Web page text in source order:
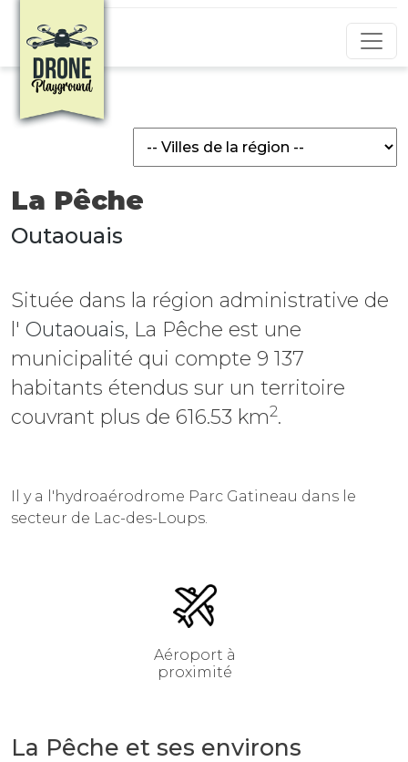
Aller au contenu principal
La Pêche
Outaouais
Située dans la région administrative de
l' Outaouais, La Pêche est une
municipalité qui compte 9 137
habitants étendus sur un territoire
couvrant plus de 616.53 km2.
Il y a l'hydroaérodrome Parc Gatineau dans le
secteur de Lac-des-Loups.
Aéroport à
proximité
La Pêche et ses environs